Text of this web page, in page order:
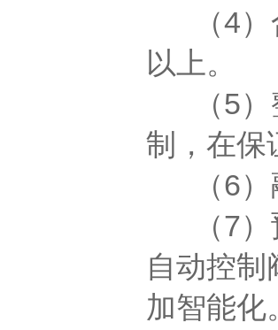
（4）
以上。
（5）
制，在保
（6）
（7）
自动控
加智能化